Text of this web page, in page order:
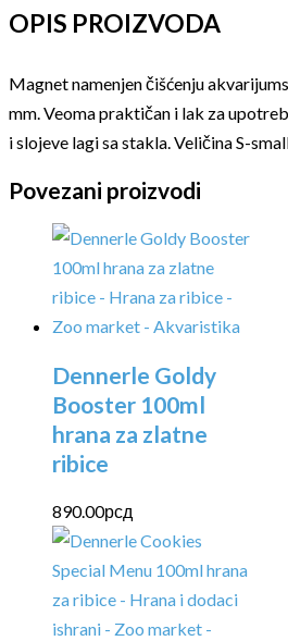
OPIS PROIZVODA
Magnet namenjen čišćenju
mm. Veoma praktičan i lak za
i slojeve lagi sa stakla. Veličina S-
Povezani proizvodi
Dennerle Goldy
Booster 100ml
hrana za zlatne
ribice
890.00рсд